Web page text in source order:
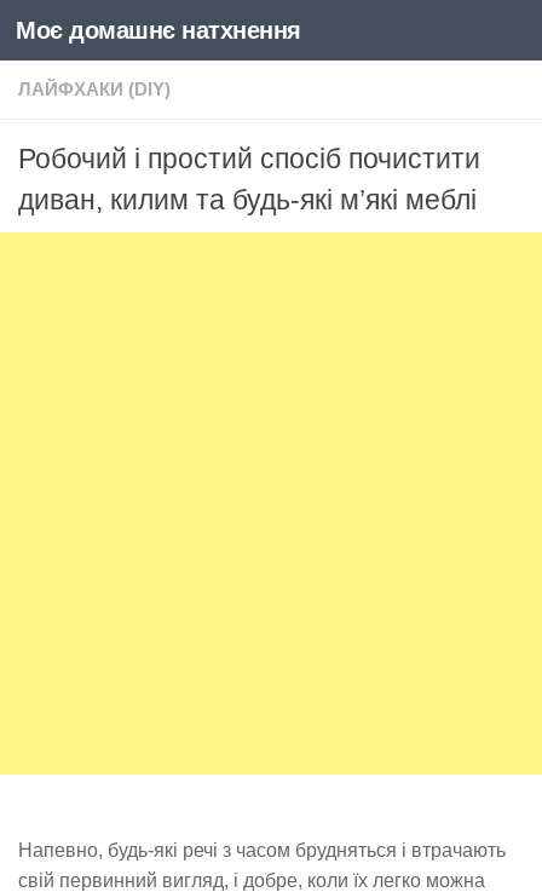
Skip to content
Моє домашнє натхнення
ЛАЙФХАКИ (DIY)
Робочий і простий спосіб почистити
диван, килим та будь-які м’які меблі
Напевно, будь-які речі з часом брудняться і втрачають
свій первинний вигляд, і добре, коли їх легко можна